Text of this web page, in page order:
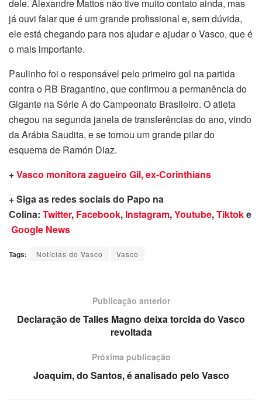
dele. Alexandre Mattos não tive muito contato ainda, mas
já ouvi falar que é um grande profissional e, sem dúvida,
ele está chegando para nos ajudar e ajudar o Vasco, que é
o mais importante.
Paulinho foi o responsável pelo primeiro gol na partida
contra o RB Bragantino, que confirmou a permanência do
Gigante na Série A do Campeonato Brasileiro. O atleta
chegou na segunda janela de transferências do ano, vindo
da Arábia Saudita, e se tornou um grande pilar do
esquema de Ramón Diaz.
+Vasco monitora zagueiro Gil, ex-Corinthians
+ Siga as redes sociais do Papo na
Colina: Twitter, Facebook, Instagram,Youtube,Tiktoke
Google News
Tags: Notícias do Vasco Vasco
Publicação anterior
Declaração de Talles Magno deixa torcida do Vasco
revoltada
Próxima publicação
Joaquim, do Santos, é analisado pelo Vasco